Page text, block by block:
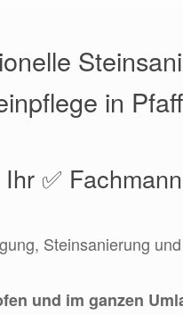
in
✅ Fachmann
Steinsanierung
und im ganzen